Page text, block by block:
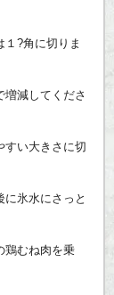
?角に切りま
増減してくださ
すい大きさに切
氷水にさっと
鶏むね肉を乗